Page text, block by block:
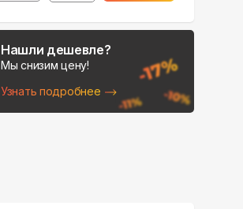
Нашли дешевле?
Мы снизим цену!
Узнать подробнее